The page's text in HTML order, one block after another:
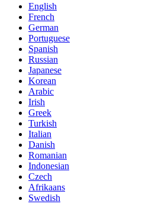
English
French
German
Portuguese
Spanish
Russian
Japanese
Korean
Arabic
Irish
Greek
Turkish
Italian
Danish
Romanian
Indonesian
Czech
Afrikaans
Swedish